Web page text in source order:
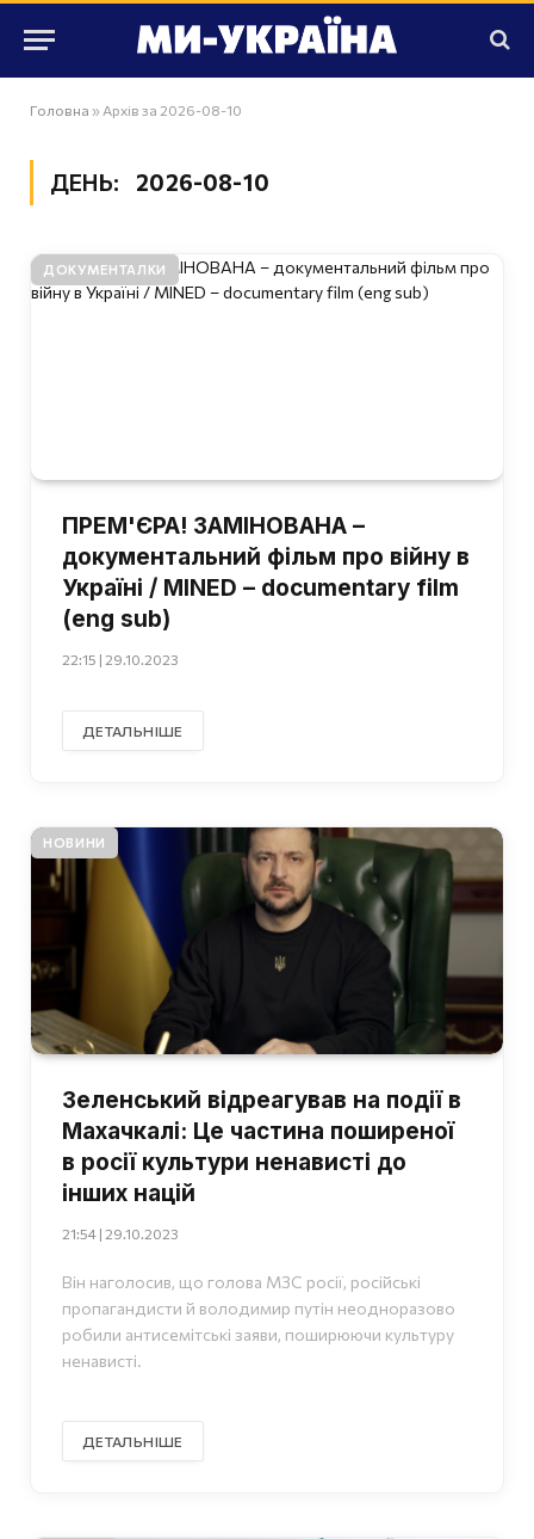
Головна » Архів за 2026-08-10
ДЕНЬ: 2026-08-10
ДОКУМЕНТАЛКИ
ПРЕМ'ЄРА! ЗАМІНОВАНА –
документальний фільм про війну в
Україні / MINED – documentary film
(eng sub)
22:15 | 29.10.2023
ДЕТАЛЬНІШЕ
НОВИНИ
Зеленський відреагував на події в
Махачкалі: Це частина поширеної
в росії культури ненависті до
інших націй
21:54 | 29.10.2023
Він наголосив, що голова МЗС росії, російські
пропагандисти й володимир путін неодноразово
робили антисемітські заяви, поширюючи культуру
ненависті.
ДЕТАЛЬНІШЕ